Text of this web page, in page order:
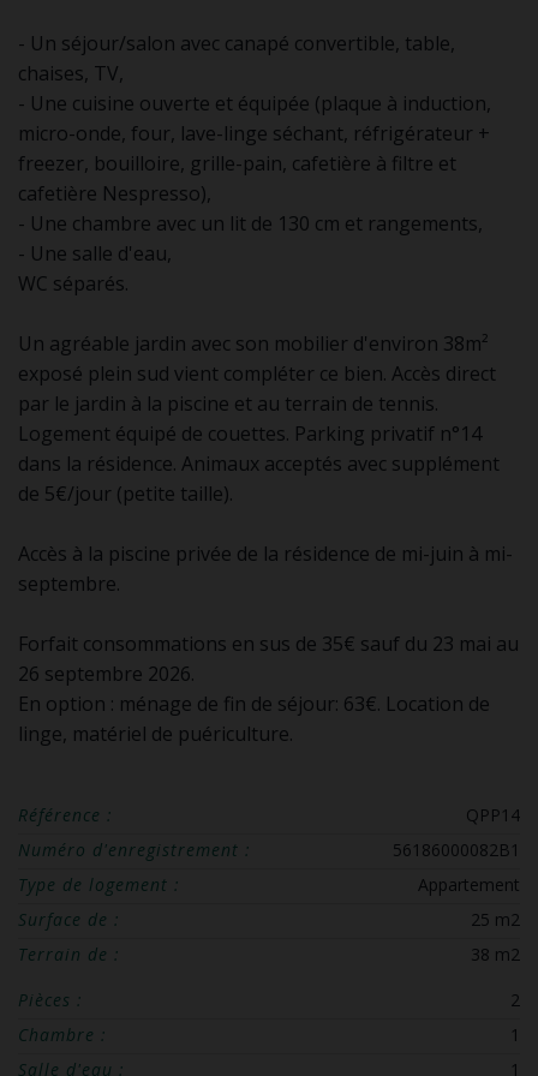
- Un séjour/salon avec canapé convertible, table,
chaises, TV,
- Une cuisine ouverte et équipée (plaque à induction,
micro-onde, four, lave-linge séchant, réfrigérateur +
freezer, bouilloire, grille-pain, cafetière à filtre et
cafetière Nespresso),
- Une chambre avec un lit de 130 cm et rangements,
- Une salle d'eau,
WC séparés.
Un agréable jardin avec son mobilier d'environ 38m²
exposé plein sud vient compléter ce bien. Accès direct
par le jardin à la piscine et au terrain de tennis.
Logement équipé de couettes. Parking privatif n°14
dans la résidence. Animaux acceptés avec supplément
de 5€/jour (petite taille).
Accès à la piscine privée de la résidence de mi-juin à mi-
septembre.
Forfait consommations en sus de 35€ sauf du 23 mai au
26 septembre 2026.
En option : ménage de fin de séjour: 63€. Location de
linge, matériel de puériculture.
Référence :
QPP14
Numéro d'enregistrement :
56186000082B1
Type de logement :
Appartement
Surface de :
25 m2
Terrain de :
38 m2
Pièces :
2
Chambre :
1
Salle d'eau :
1